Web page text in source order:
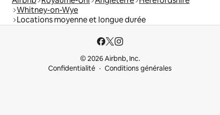
Whitney-on-Wye
Locations moyenne et longue durée
© 2026 Airbnb, Inc.
Confidentialité
Conditions générales